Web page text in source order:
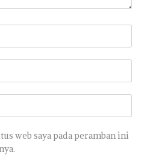
web saya pada peramban ini